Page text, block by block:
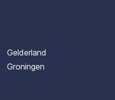
Gelderland
Groningen